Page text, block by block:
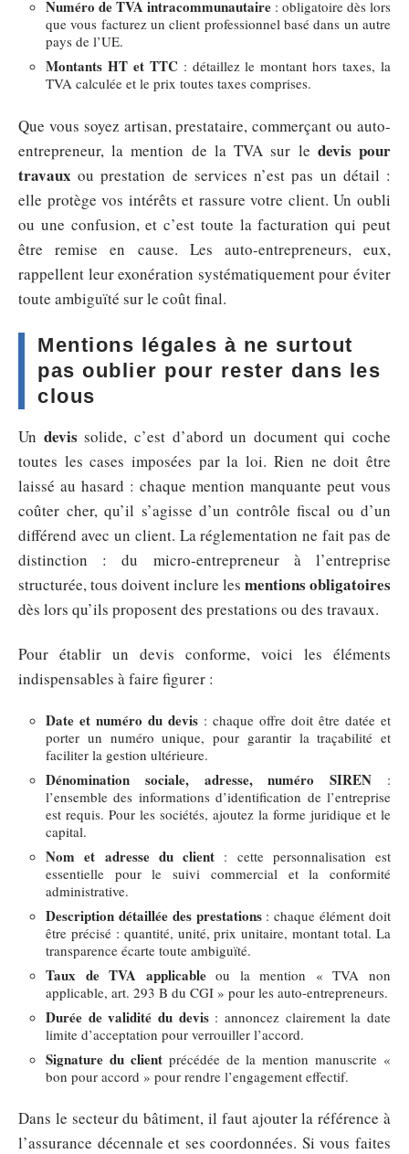
Numéro de TVA intracommunautaire : obligatoire dès lors
que vous facturez un client professionnel basé dans un autre
pays de l’UE.
Montants HT et TTC : détaillez le montant hors taxes, la
TVA calculée et le prix toutes taxes comprises.
Que vous soyez artisan, prestataire, commerçant ou auto-
entrepreneur, la mention de la TVA sur le devis pour
travaux ou prestation de services n’est pas un détail :
elle protège vos intérêts et rassure votre client. Un oubli
ou une confusion, et c’est toute la facturation qui peut
être remise en cause. Les auto-entrepreneurs, eux,
rappellent leur exonération systématiquement pour éviter
toute ambiguïté sur le coût final.
Mentions légales à ne surtout
pas oublier pour rester dans les
clous
Un devis solide, c’est d’abord un document qui coche
toutes les cases imposées par la loi. Rien ne doit être
laissé au hasard : chaque mention manquante peut vous
coûter cher, qu’il s’agisse d’un contrôle fiscal ou d’un
différend avec un client. La réglementation ne fait pas de
distinction : du micro-entrepreneur à l’entreprise
structurée, tous doivent inclure les mentions obligatoires
dès lors qu’ils proposent des prestations ou des travaux.
Pour établir un devis conforme, voici les éléments
indispensables à faire figurer :
Date et numéro du devis : chaque offre doit être datée et
porter un numéro unique, pour garantir la traçabilité et
faciliter la gestion ultérieure.
Dénomination sociale, adresse, numéro SIREN :
l’ensemble des informations d’identification de l’entreprise
est requis. Pour les sociétés, ajoutez la forme juridique et le
capital.
Nom et adresse du client : cette personnalisation est
essentielle pour le suivi commercial et la conformité
administrative.
Description détaillée des prestations: chaque élément doit
être précisé : quantité, unité, prix unitaire, montant total. La
transparence écarte toute ambiguïté.
Taux de TVA applicableou la mention « TVA non
applicable, art. 293 B du CGI » pour les auto-entrepreneurs.
Durée de validité du devis: annoncez clairement la date
limite d’acceptation pour verrouiller l’accord.
Signature du clientprécédée de la mention manuscrite «
bon pour accord » pour rendre l’engagement effectif.
Dans le secteur du bâtiment, il faut ajouter la référence à
l’assurance décennale et ses coordonnées. Si vous faites